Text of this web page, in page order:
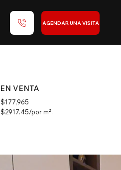
AGENDAR UNA VISITA
EN VENTA
$177,965
$2917.45/por m².